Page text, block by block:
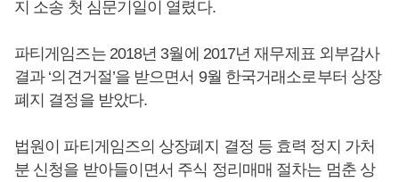
지 소송 첫 심문기일이 열렸다.
파티게임즈는 2018년 3월에 2017년 재무제표 외부감사
결과 ‘의견거절’을 받으면서 9월 한국거래소로부터 상장
폐지 결정을 받았다.
법원이 파티게임즈의 상장폐지 결정 등 효력 정지 가처
분 신청을 받아들이면서 주식 정리매매 절차는 멈춘 상